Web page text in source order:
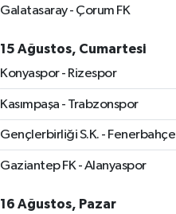
Galatasaray - Çorum FK
15 Ağustos, Cumartesi
Konyaspor - Rizespor
Kasımpaşa - Trabzonspor
Gençlerbirliği S.K. - Fenerbahçe
Gaziantep FK - Alanyaspor
16 Ağustos, Pazar